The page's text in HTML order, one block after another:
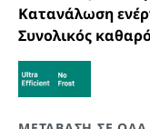
Κατανάλωση
Συνολικός